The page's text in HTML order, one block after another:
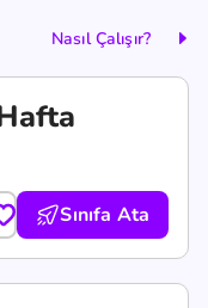
Nasıl Çalışır?
Sınıfa Ata